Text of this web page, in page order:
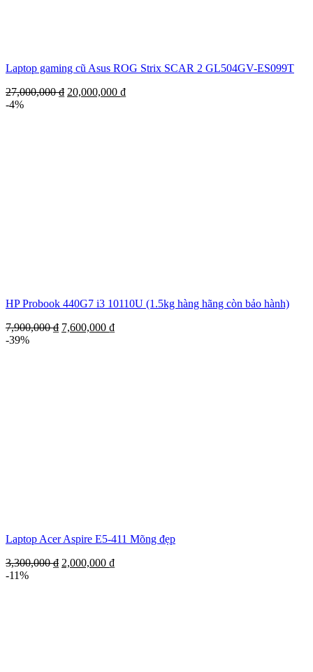
Laptop gaming cũ Asus ROG Strix SCAR 2 GL504GV-ES099T
27,000,000₫ 20,000,000 ₫
-4%
HP Probook 440G7 i3 10110U (1.5kg hàng hãng còn bảo hành)
7,900,000₫ 7,600,000 ₫
-39%
Laptop Acer Aspire E5-411 Mõng đẹp
3,300,000₫ 2,000,000 ₫
-11%